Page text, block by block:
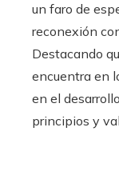
un faro de
reconexión
Destacando
encuentra en
en el
principios y